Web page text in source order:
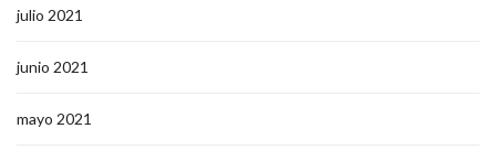
julio 2021
junio 2021
mayo 2021